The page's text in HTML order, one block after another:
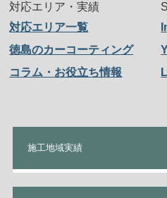
対応エリア・実績
対応エリア一覧
徳島のカーコーティング
コラム・お役立ち情報
施工地域実績